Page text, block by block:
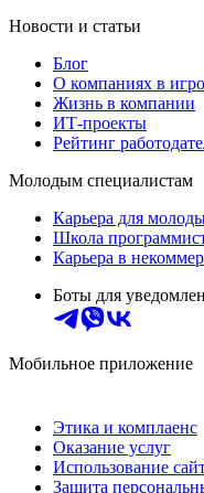
Новости и статьи
Блог
О компаниях в
Жизнь в компании
ИТ-проекты
Рейтинг
Молодым специалистам
Карьера для
Школа
Карьера в
Боты для
Мобильное приложение
Этика и комплаенс
Оказание услуг
Использование
Защита